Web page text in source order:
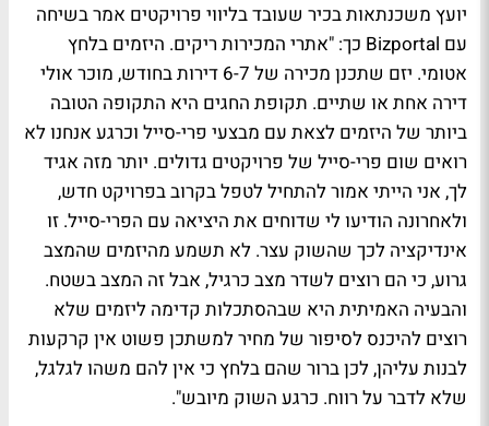
יועץ משכנתאות בכיר שעובד בליווי פרויקטים אמר בשיחה
עם Bizportal כך: "אתרי המכירות ריקים. היזמים בלחץ
אטומי. יזם שתכנן מכירה של 6-7 דירות בחודש, מוכר אולי
דירה אחת או שתיים. תקופת החגים היא התקופה הטובה
ביותר של היזמים לצאת עם מבצעי פרי-סייל וכרגע אנחנו לא
רואים שום פרי-סייל של פרויקטים גדולים. יותר מזה אגיד
לך, אני הייתי אמור להתחיל לטפל בקרוב בפרויקט חדש,
ולאחרונה הודיעו לי שדוחים את היציאה עם הפרי-סייל. זו
אינדיקציה לכך שהשוק עצר. לא תשמע מהיזמים שהמצב
גרוע, כי הם רוצים לשדר מצב כרגיל, אבל זה המצב בשטח.
והבעיה האמיתית היא שבהסתכלות קדימה ליזמים שלא
רוצים להיכנס לסיפור של מחיר למשתכן פשוט אין קרקעות
לבנות עליהן, לכן ברור שהם בלחץ כי אין להם משהו לגלגל,
שלא לדבר על רווח. כרגע השוק מיובש".